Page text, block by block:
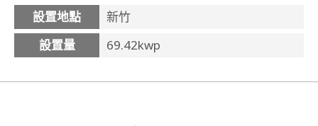
設置地點
新竹
設置量
69.42kwp